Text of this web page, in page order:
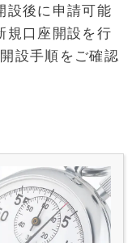
設後に申請可能
規口座開設を行
設手順をご確認